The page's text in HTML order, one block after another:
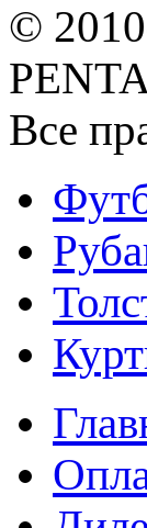
©
Все